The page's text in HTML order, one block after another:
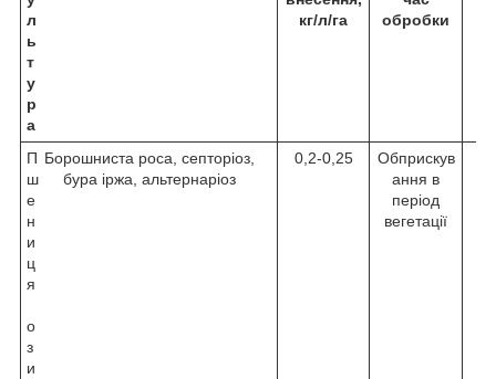
л
ь
т
у
р
а
кг/л/га
обробки
П
ш
е
н
и
ц
я
о
з
и
Борошниста роса, септоріоз,
бура іржа, альтернаріоз
0,2-0,25
Обприскув
ання в
період
вегетації